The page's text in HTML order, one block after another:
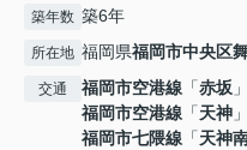
築年数 築6年
所在地 福岡県福岡市中央区
交通 福岡市空港線 「赤坂
福岡市空港線 「天神
福岡市七隈線 「天神